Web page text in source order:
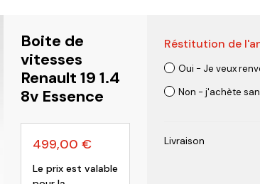
Kia Mitsubishi
Boite de
vitesses
Renault 19 1.4
8v Essence
499,00 €
Le prix est valable
Réstitution de
Oui - Je veux
Non - j'achète
Livraison